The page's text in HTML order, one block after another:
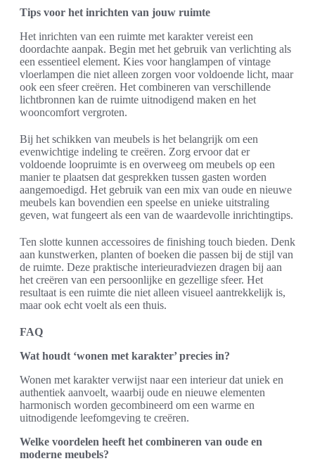
Tips voor het inrichten van jouw ruimte
Het inrichten van een ruimte met karakter vereist een
doordachte aanpak. Begin met het gebruik van verlichting als
een essentieel element. Kies voor hanglampen of vintage
vloerlampen die niet alleen zorgen voor voldoende licht, maar
ook een sfeer creëren. Het combineren van verschillende
lichtbronnen kan de ruimte uitnodigend maken en het
wooncomfort vergroten.
Bij het schikken van meubels is het belangrijk om een
evenwichtige indeling te creëren. Zorg ervoor dat er
voldoende loopruimte is en overweeg om meubels op een
manier te plaatsen dat gesprekken tussen gasten worden
aangemoedigd. Het gebruik van een mix van oude en nieuwe
meubels kan bovendien een speelse en unieke uitstraling
geven, wat fungeert als een van de waardevolle inrichtingtips.
Ten slotte kunnen accessoires de finishing touch bieden. Denk
aan kunstwerken, planten of boeken die passen bij de stijl van
de ruimte. Deze praktische interieuradviezen dragen bij aan
het creëren van een persoonlijke en gezellige sfeer. Het
resultaat is een ruimte die niet alleen visueel aantrekkelijk is,
maar ook echt voelt als een thuis.
FAQ
Wat houdt ‘wonen met karakter’ precies in?
Wonen met karakter verwijst naar een interieur dat uniek en
authentiek aanvoelt, waarbij oude en nieuwe elementen
harmonisch worden gecombineerd om een warme en
uitnodigende leefomgeving te creëren.
Welke voordelen heeft het combineren van oude en
moderne meubels?